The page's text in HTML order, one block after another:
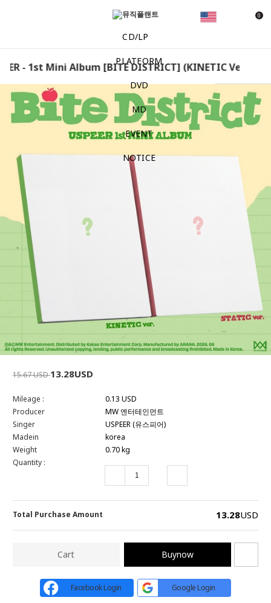
0
CD/LP
PLATFORM
DVD
MD
EVENT
NOTICE
- 1st Mini Album [BITE DISTRICT] (KINETIC Ver. /
15.67 USD13.28USD
Mileage :
0.13 USD
Producer
MW 엔터테인먼트
Singer
USPEER (유스피어)
Madein
korea
Weight
0.70 kg
Quantity :
Total Purchase Amount 13.28USD
Cart Buynow
Facebook Login Google Login